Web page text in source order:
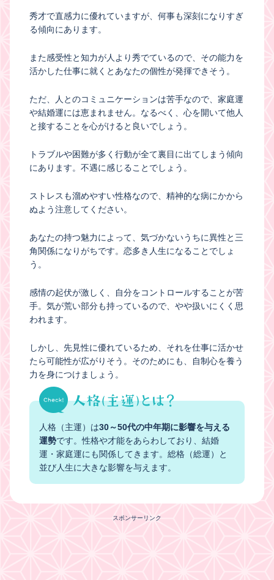
秀才で直感力に優れていますが、何事も深刻になりすぎ
る傾向にあります。
また感受性と知力が人より秀でているので、その能力を
活かした仕事に就くとあなたの個性が発揮できそう。
ただ、人とのコミュニケーションは苦手なので、家庭運
や結婚運には恵まれません。なるべく、心を開いて他人
と接することを心がけると良いでしょう。
トラブルや困難が多く行動が全て裏目に出てしまう傾向
にあります。不遇に感じることでしょう。
ストレスも溜めやすい性格なので、精神的な病にかから
ぬよう注意してください。
あなたの持つ魅力によって、気づかないうちに異性と三
角関係になりがちです。恋多き人生になることでしょ
う。
感情の起伏が激しく、自分をコントロールすることが苦
手。気が荒い部分も持っているので、やや扱いにくく思
われます。
しかし、先見性に優れているため、それを仕事に活かせ
たら可能性が広がりそう。そのためにも、自制心を養う
力を身につけましょう。
人格（主運）は30～50代の中年期に影響を与える
運勢です。性格や才能をあらわしており、結婚
運・家庭運にも関係してきます。総格（総運）と
並び人生に大きな影響を与えます。
スポンサーリンク